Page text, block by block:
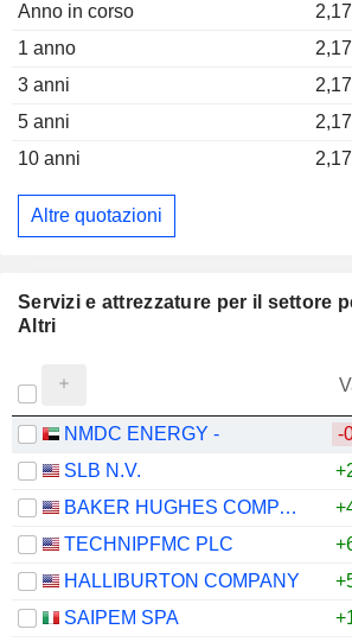
Anno in corso
2,17
1 anno
2,17
3 anni
2,17
5 anni
2,17
10 anni
2,17
Altre quotazioni
Servizi e attrezzature per il settore
Altri
NMDC ENERGY - -
SLB N.V.
BAKER HUGHES COMPANY
TECHNIPFMC PLC
HALLIBURTON COMPANY
SAIPEM SPA